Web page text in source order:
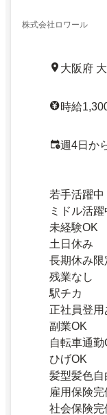
株式会社ロワール
大阪府
時給
週4日か
若手活躍中
ミドル活躍
未経験OK
土日休み
長期休み限
残業なし
駅チカ
正社員登用
副業OK
自転車通勤
ひげOK
髪型髪色自
雇用保険完
社会保険完